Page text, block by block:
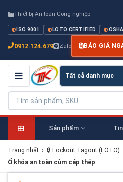
Thiết bị An toàn Công nghiệp
ISO 9001 LOTO CERTIFIED
0912.124.679 Zalo BÁO GIÁ
Sản phẩm
Trang nhất › 🔒 Lockout Tagout (LOTO)
Ổ khóa an toàn cùm cáp thép